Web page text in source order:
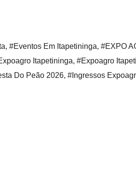
, #Eventos Em Itapetininga, #EXPO
Itapetininga, #Expoagro
Do Peão 2026, #Ingressos